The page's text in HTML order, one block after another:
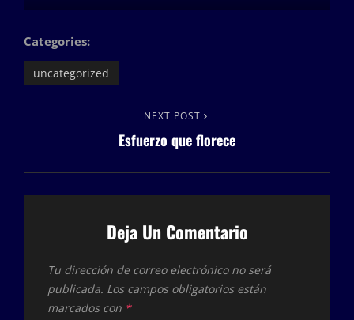
Categories:
uncategorized
entradas
NEXT POST
Esfuerzo que florece
Deja Un Comentario
Tu dirección de correo electrónico no será
publicada. Los campos obligatorios están
marcados con *